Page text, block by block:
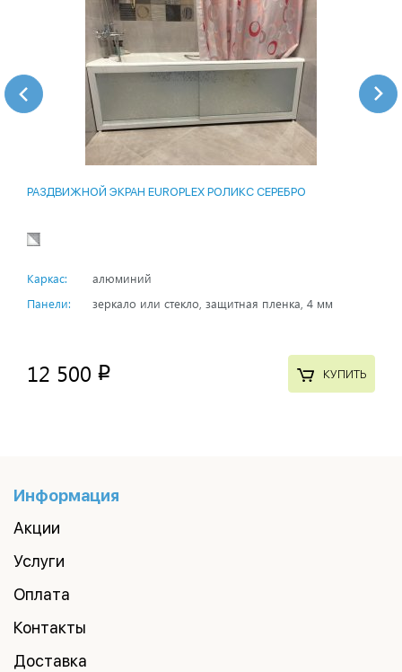
РАЗДВИЖНОЙ ЭКРАН EUROPLEX РОЛИКС СЕРЕБРО
Каркас:
алюминий
Панели:
зеркало или стекло, защитная пленка, 4 мм
12 500 p КУПИТЬ
Информация
Акции
Услуги
Оплата
Контакты
Доставка